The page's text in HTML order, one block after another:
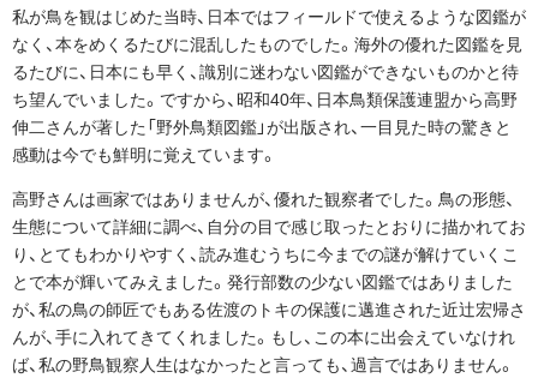
私が鳥を観はじめた当時、日本ではフィールドで使えるような図鑑が
なく、本をめくるたびに混乱したものでした。海外の優れた図鑑を見
るたびに、日本にも早く、識別に迷わない図鑑ができないものかと待
ち望んでいました。ですから、昭和40年、日本鳥類保護連盟から高野
伸二さんが著した「野外鳥類図鑑」が出版され、一目見た時の驚きと
感動は今でも鮮明に覚えています。
高野さんは画家ではありませんが、優れた観察者でした。鳥の形態、
生態について詳細に調べ、自分の目で感じ取ったとおりに描かれてお
り、とてもわかりやすく、読み進むうちに今までの謎が解けていくこ
とで本が輝いてみえました。発行部数の少ない図鑑ではありました
が、私の鳥の師匠でもある佐渡のトキの保護に邁進された近辻宏帰さ
んが、手に入れてきてくれました。もし、この本に出会えていなけれ
ば、私の野鳥観察人生はなかったと言っても、過言ではありません。